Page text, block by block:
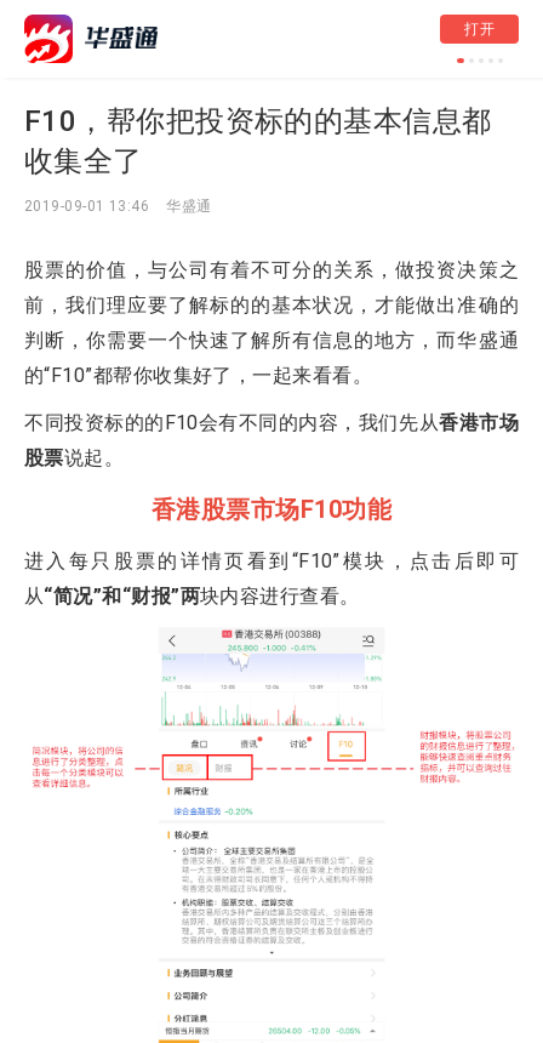
港股周报 | 黄金股
打开
F10，帮你把投资标的的基本信息都
收集全了
2019-09-01 13:46 华盛通
股票的价值，与公司有着不可分的关系，做投资决策之
前，我们理应要了解标的的基本状况，才能做出准确的
判断，你需要一个快速了解所有信息的地方，而华盛通
的“F10”都帮你收集好了，一起来看看。
不同投资标的的F10会有不同的内容，我们先从香港市场
股票说起。
香港股票市场F10功能
进入每只股票的详情页看到“F10”模块，点击后即可
从“简况”和“财报”两块内容进行查看。